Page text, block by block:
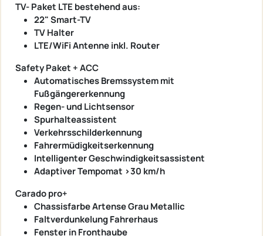
TV- Paket LTE bestehend aus:
22" Smart-TV
TV Halter
LTE/WiFi Antenne inkl. Router
Safety Paket + ACC
Automatisches Bremssystem mit
Fußgängererkennung
Regen- und Lichtsensor
Spurhalteassistent
Verkehrsschilderkennung
Fahrermüdigkeitserkennung
Intelligenter Geschwindigkeitsassistent
Adaptiver Tempomat >30 km/h
Carado pro+
Chassisfarbe Artense Grau Metallic
Faltverdunkelung Fahrerhaus
Fenster in Fronthaube